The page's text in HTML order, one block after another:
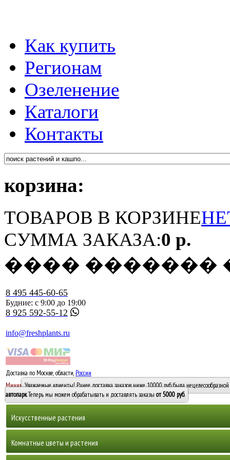
Как купить
Регионам
Озеленение
Каталоги
Контакты
корзина:
ТОВАРОВ В КОРЗИНЕ
СУММА ЗАКАЗА:0 р.
���� �������
8 495 445-60-65
Будние: с 9:00 до 19:00
8 925 592-55-12
info@freshplants.ru
Доставка по Москве, области, России
Минимальный заказ -10 0005000 руб.
Уважаемые клиенты! Ранее доставка заказов ниже 10000 руб. была
автопарк. Теперь мы можем обрабатывать и доставлять заказы от 5000 руб.
Искусственные растения
Горшечные растения, кусты и мох
Комнатные цветы и растения